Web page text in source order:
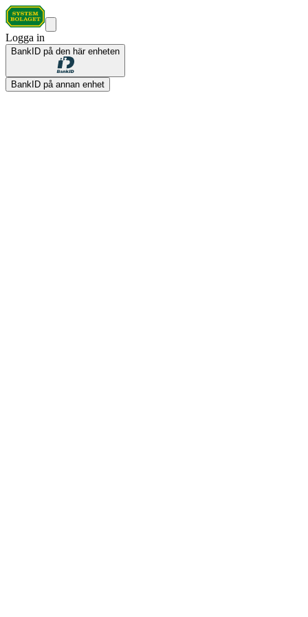
Logga in
BankID på den här enheten
BankID på annan enhet